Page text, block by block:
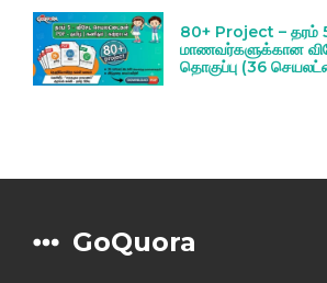
80+ Project – தரம்
மாணவர்களுக்கான
தொகுப்பு (36
GoQuora